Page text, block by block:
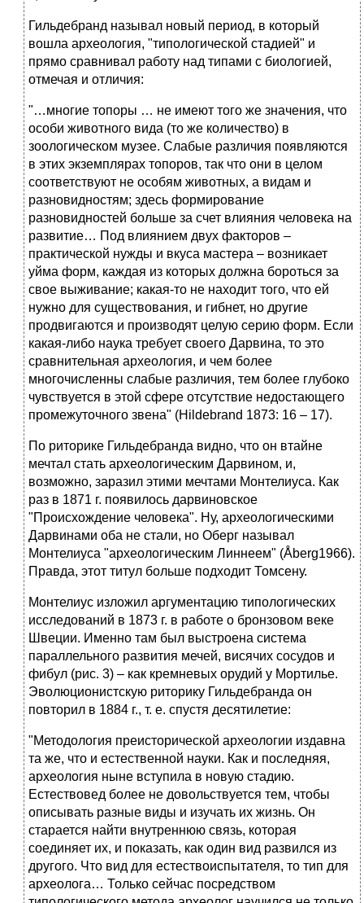
Гильдебранд называл новый период, в который
вошла археология, "типологической стадией" и
прямо сравнивал работу над типами с биологией,
отмечая и отличия:
"…многие топоры … не имеют того же значения, что
особи животного вида (то же количество) в
зоологическом музее. Слабые различия появляются
в этих экземплярах топоров, так что они в целом
соответствуют не особям животных, а видам и
разновидностям; здесь формирование
разновидностей больше за счет влияния человека на
развитие… Под влиянием двух факторов –
практической нужды и вкуса мастера – возникает
уйма форм, каждая из которых должна бороться за
свое выживание; какая-то не находит того, что ей
нужно для существования, и гибнет, но другие
продвигаются и производят целую серию форм. Если
какая-либо наука требует своего Дарвина, то это
сравнительная археология, и чем более
многочисленны слабые различия, тем более глубоко
чувствуется в этой сфере отсутствие недостающего
промежуточного звена" (Hildebrand 1873: 16 – 17).
По риторике Гильдебранда видно, что он втайне
мечтал стать археологическим Дарвином, и,
возможно, заразил этими мечтами Монтелиуса. Как
раз в 1871 г. появилось дарвиновское
"Происхождение человека". Ну, археологическими
Дарвинами оба не стали, но Оберг называл
Монтелиуса "археологическим Линнеем" (Åberg1966).
Правда, этот титул больше подходит Томсену.
Монтелиус изложил аргументацию типологических
исследований в 1873 г. в работе о бронзовом веке
Швеции. Именно там был выстроена система
параллельного развития мечей, висячих сосудов и
фибул (рис. 3) – как кремневых орудий у Мортилье.
Эволюционистскую риторику Гильдебранда он
повторил в 1884 г., т. е. спустя десятилетие:
"Методология преисторической археологии издавна
та же, что и естественной науки. Как и последняя,
археология ныне вступила в новую стадию.
Естествовед более не довольствуется тем, чтобы
описывать разные виды и изучать их жизнь. Он
старается найти внутреннюю связь, которая
соединяет их, и показать, как один вид развился из
другого. Что вид для естествоиспытателя, то тип для
археолога… Только сейчас посредством